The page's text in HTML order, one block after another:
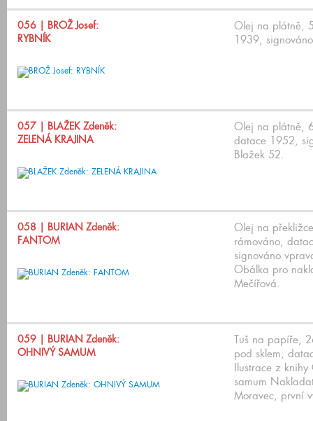
056 | BROŽ Josef:
RYBNÍK
Olej na plátně,
1939,
057 | BLAŽEK Zdeněk:
ZELENÁ KRAJINA
Olej na plátně,
datace 1952,
Blažek 52.
058 | BURIAN Zdeněk:
FANTOM
Olej na
rámováno,
signováno
Obálka pro
Mečířová.
059 | BURIAN Zdeněk:
OHNIVÝ SAMUM
Tuš na papíře,
pod sklem,
Ilustrace z
samum
Moravec, první